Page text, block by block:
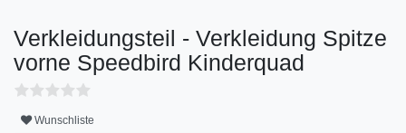
Verkleidungsteil - Verkleidung Spitze
vorne Speedbird Kinderquad
Wunschliste